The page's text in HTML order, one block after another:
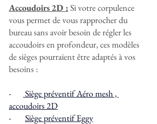
Accoudoirs 2D : Si votre corpulence
vous permet de vous rapprocher du
bureau sans avoir besoin de régler les
accoudoirs en profondeur, ces modèles
de sièges pourraient être adaptés à vos
besoins :
-
Siège préventif Aéro mesh ,
accoudoirs 2D
- Siège préventif Eggy